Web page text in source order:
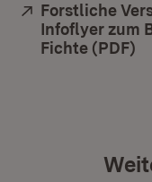
Extern:
Forstliche
Infoflyer zum
Fichte (PDF)